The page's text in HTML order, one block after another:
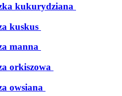
kukurydziana
kuskus
manna
orkiszowa
owsiana